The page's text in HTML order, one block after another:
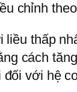
chỉnh
liều thấp
cách
đối với hệ